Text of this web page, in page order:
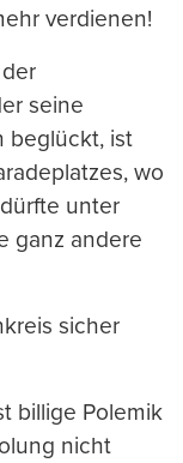
verdienen!
seine
beglückt, ist
wo
unter
ganz andere
sicher
billige Polemik
nicht